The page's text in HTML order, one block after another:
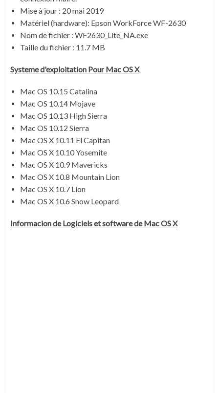
Mise à jour : 20 mai 2019
Matériel (hardware): Epson WorkForce WF-2630
Nom de fichier : WF2630_Lite_NA.exe
Taille du fichier : 11.7 MB
Systeme d'exploitation Pour Mac OS X
Mac OS 10.15 Catalina
Mac OS 10.14 Mojave
Mac OS 10.13 High Sierra
Mac OS 10.12 Sierra
Mac OS X 10.11 El Capitan
Mac OS X 10.10 Yosemite
Mac OS X 10.9 Mavericks
Mac OS X 10.8 Mountain Lion
Mac OS X 10.7 Lion
Mac OS X 10.6 Snow Leopard
Informacion de Logiciels et software de Mac OS X